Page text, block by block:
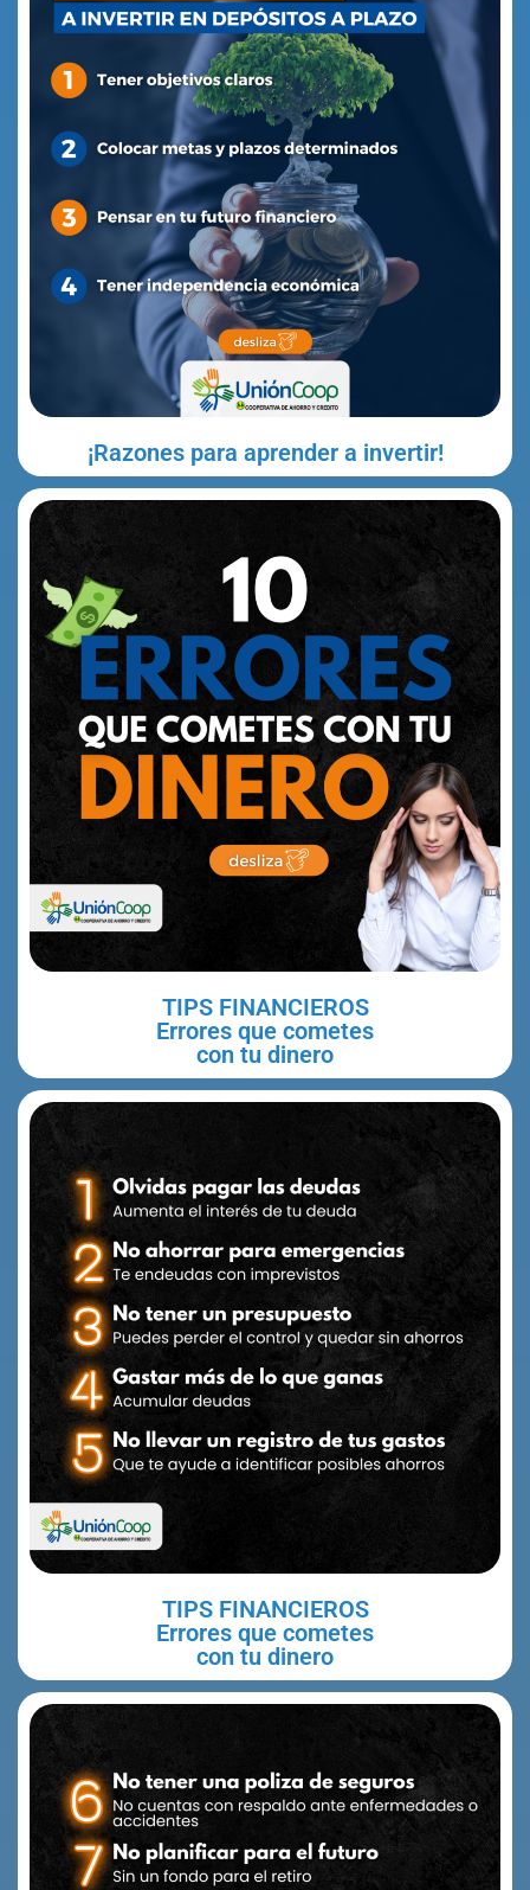
¡Razones para aprender a invertir!
TIPS FINANCIEROS
Errores que cometes
con tu dinero
TIPS FINANCIEROS
Errores que cometes
con tu dinero